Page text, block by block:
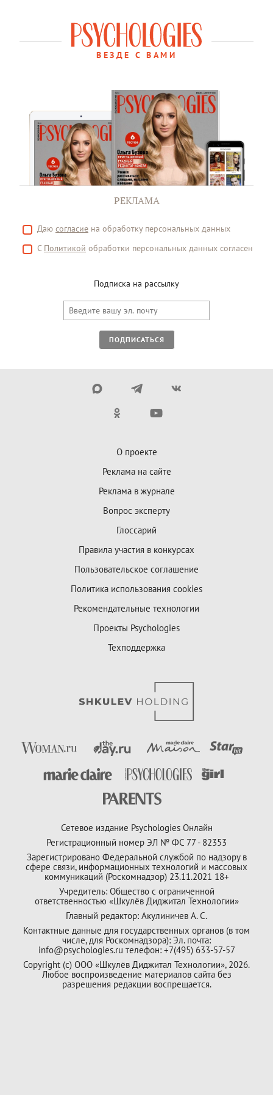
ВЕЗДЕ С ВАМИ
РЕКЛАМА
Даю согласие на обработку персональных данных
С Политикой обработки персональных данных согласен
Подписка на рассылку
ПОДПИСАТЬСЯ
О проекте
Реклама на сайте
Реклама в журнале
Вопрос эксперту
Глоссарий
Правила участия в конкурсах
Пользовательское соглашение
Политика использования cookies
Рекомендательные технологии
Проекты Psychologies
Техподдержка
Сетевое издание Psychologies Онлайн
Регистрационный номер ЭЛ № ФС 77 - 82353
Зарегистрировано Федеральной службой по надзору в
сфере связи, информационных технологий и массовых
коммуникаций (Роскомнадзор) 23.11.2021 18+
Учредитель: Общество с ограниченной
ответственностью «Шкулёв Диджитал Технологии»
Главный редактор: Акулиничев А. С.
Контактные данные для государственных органов (в том
числе, для Роскомнадзора): Эл. почта:
info@psychologies.ru телефон: +7(495) 633-57-57
Copyright (с) ООО «Шкулёв Диджитал Технологии», 2026.
Любое воспроизведение материалов сайта без
разрешения редакции воспрещается.